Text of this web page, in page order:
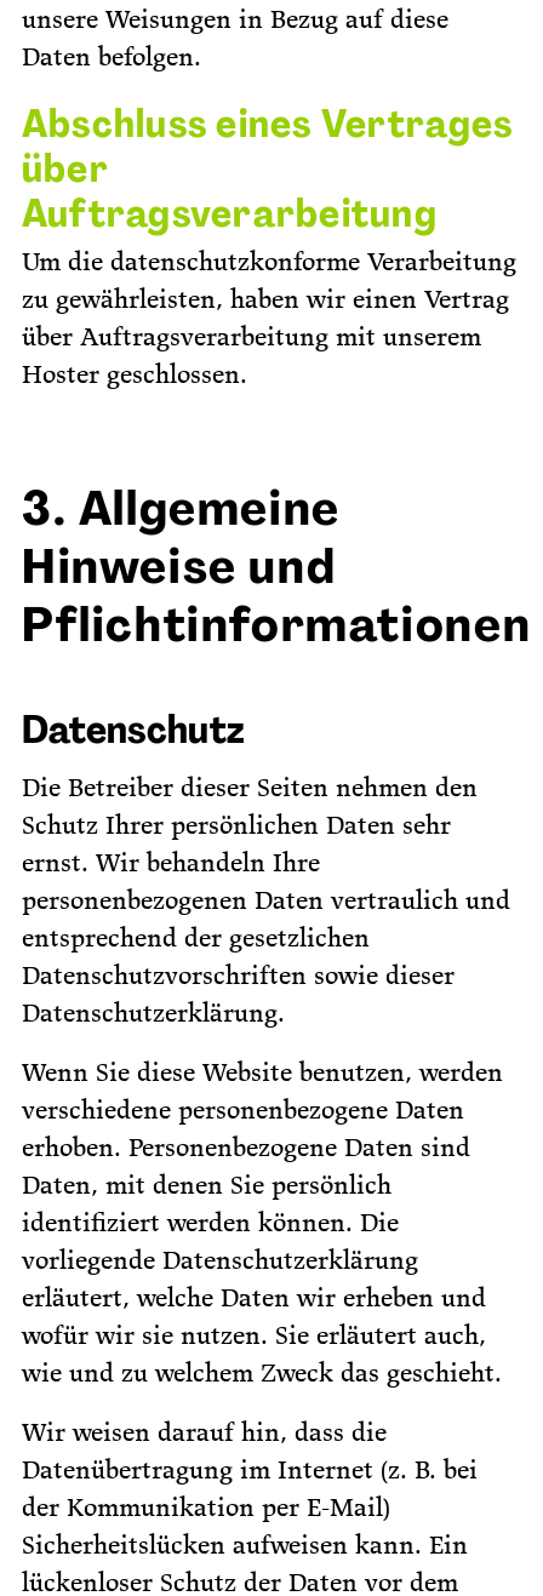
unsere Weisungen in Bezug auf diese
Daten befolgen.
Abschluss eines Vertrages
über
Auftragsverarbeitung
Um die datenschutzkonforme Verarbeitung
zu gewährleisten, haben wir einen Vertrag
über Auftragsverarbeitung mit unserem
Hoster geschlossen.
3. Allgemeine
Hinweise und
Pflichtinformationen
Datenschutz
Die Betreiber dieser Seiten nehmen den
Schutz Ihrer persönlichen Daten sehr
ernst. Wir behandeln Ihre
personenbezogenen Daten vertraulich und
entsprechend der gesetzlichen
Datenschutzvorschriften sowie dieser
Datenschutzerklärung.
Wenn Sie diese Website benutzen, werden
verschiedene personenbezogene Daten
erhoben. Personenbezogene Daten sind
Daten, mit denen Sie persönlich
identifiziert werden können. Die
vorliegende Datenschutzerklärung
erläutert, welche Daten wir erheben und
wofür wir sie nutzen. Sie erläutert auch,
wie und zu welchem Zweck das geschieht.
Wir weisen darauf hin, dass die
Datenübertragung im Internet (z. B. bei
der Kommunikation per E-Mail)
Sicherheitslücken aufweisen kann. Ein
lückenloser Schutz der Daten vor dem